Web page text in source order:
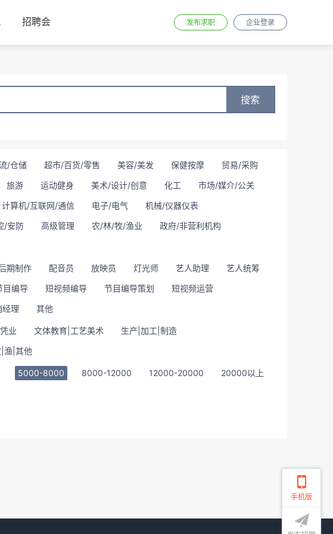
招聘会 发布求职 企业登录
搜索
/仓储 超市/百货/零售 美容/美发 保健按摩
贸易/采购
旅游 运动健身 美术/设计/创意 化工
市场/媒介/公关
计算机/互联网/通信 电子/电气
机械/仪器仪表
/安防 高级管理 农/林/牧/渔业
政府/非营利机构
期制作 配音员 放映员 灯光师 艺人助理
艺人统筹
目编导 短视频编导 节目编导策划
短视频运营
经理 其他
业 文体教育|工艺美术
生产|加工|制造
渔|其他
5000-8000 8000-12000 12000-20000 20000以上
手机版